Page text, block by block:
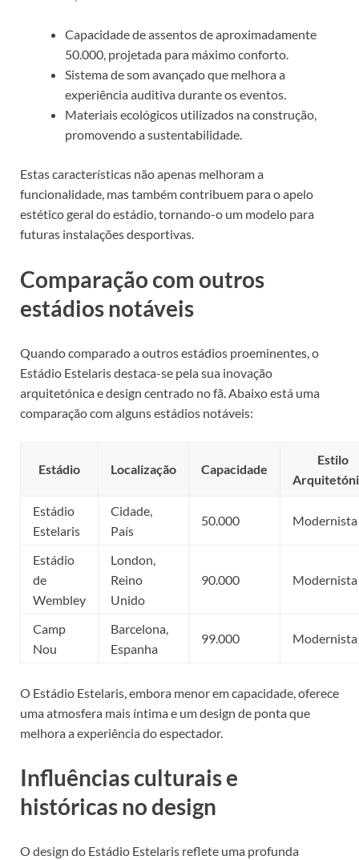
Capacidade de assentos de aproximadamente
50.000, projetada para máximo conforto.
Sistema de som avançado que melhora a
experiência auditiva durante os eventos.
Materiais ecológicos utilizados na construção,
promovendo a sustentabilidade.
Estas características não apenas melhoram a
funcionalidade, mas também contribuem para o apelo
estético geral do estádio, tornando-o um modelo para
futuras instalações desportivas.
Comparação com outros
estádios notáveis
Quando comparado a outros estádios proeminentes, o
Estádio Estelaris destaca-se pela sua inovação
arquitetónica e design centrado no fã. Abaixo está uma
comparação com alguns estádios notáveis:
Estádio Localização Capacidade
Estilo
Estádio
Estelaris
Cidade,
País
50.000 Modernista
Estádio
de
Wembley
London,
Reino
Unido
90.000 Modernista
Camp
Nou
Barcelona,
Espanha
99.000 Modernista
O Estádio Estelaris, embora menor em capacidade, oferece
uma atmosfera mais íntima e um design de ponta que
melhora a experiência do espectador.
Influências culturais e
históricas no design
O design do Estádio Estelaris reflete uma profunda